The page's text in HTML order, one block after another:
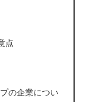
点
の企業につい